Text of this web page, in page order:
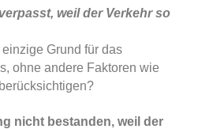
weil der Verkehr so
Grund für das
ohne andere Faktoren wie
nicht bestanden, weil der